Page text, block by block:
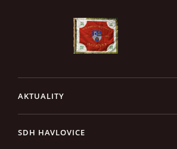
AKTUALITY
SDH HAVLOVICE